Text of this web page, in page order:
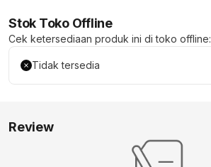
Stok Toko Offline
Cek ketersediaan produk ini di toko offline:
Tidak tersedia
Review